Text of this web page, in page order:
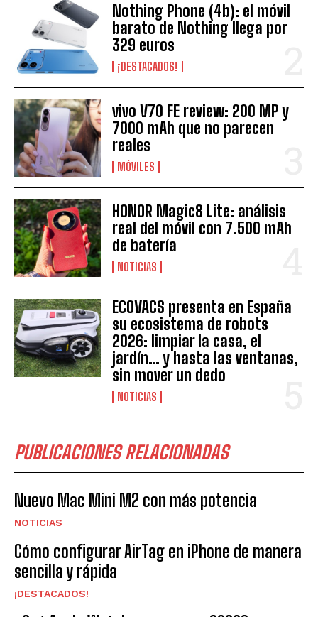
Nothing Phone (4b): el móvil
barato de Nothing llega por
329 euros
¡DESTACADOS!
vivo V70 FE review: 200 MP y
7000 mAh que no parecen
reales
MÓVILES
HONOR Magic8 Lite: análisis
real del móvil con 7.500 mAh
de batería
NOTICIAS
ECOVACS presenta en España
su ecosistema de robots
2026: limpiar la casa, el
jardín… y hasta las ventanas,
sin mover un dedo
NOTICIAS
PUBLICACIONES RELACIONADAS
Nuevo Mac Mini M2 con más potencia
NOTICIAS
Cómo configurar AirTag en iPhone de manera
sencilla y rápida
¡DESTACADOS!